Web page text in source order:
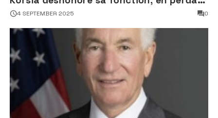
son sang froid
4 SEPTEMBER 2025 0